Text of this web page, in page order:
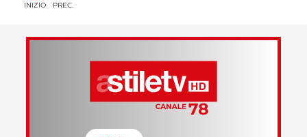
INIZIO PREC.